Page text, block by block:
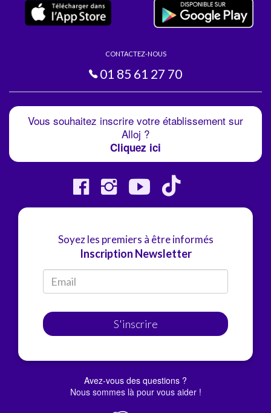
CONTACTEZ-NOUS
01 85 61 27 70
Vous souhaitez inscrire votre établissement sur
Alloj ?
Cliquez ici
Soyez les premiers à être informés
Inscription Newsletter
S'inscrire
Avez-vous des questions ?
Nous sommes là pour vous aider !